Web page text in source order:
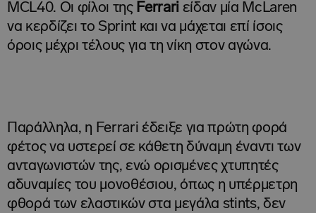
MCL40. Οι φίλοι της Ferrari είδαν μία McLaren
να κερδίζει το Sprint και να μάχεται επί ίσοις
όροις μέχρι τέλους για τη νίκη στον αγώνα.
Παράλληλα, η Ferrari έδειξε για πρώτη φορά
φέτος να υστερεί σε κάθετη δύναμη έναντι των
ανταγωνιστών της, ενώ ορισμένες χτυπητές
αδυναμίες του μονοθέσιου, όπως η υπέρμετρη
φθορά των ελαστικών στα μεγάλα stints, δεν